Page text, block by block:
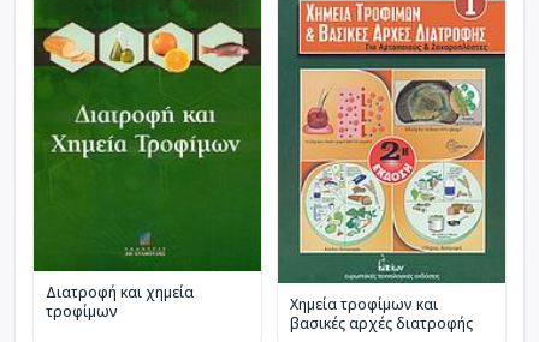
Διατροφή και χημεία
τροφίμων
Χημεία τροφίμων και
βασικές αρχές διατροφής